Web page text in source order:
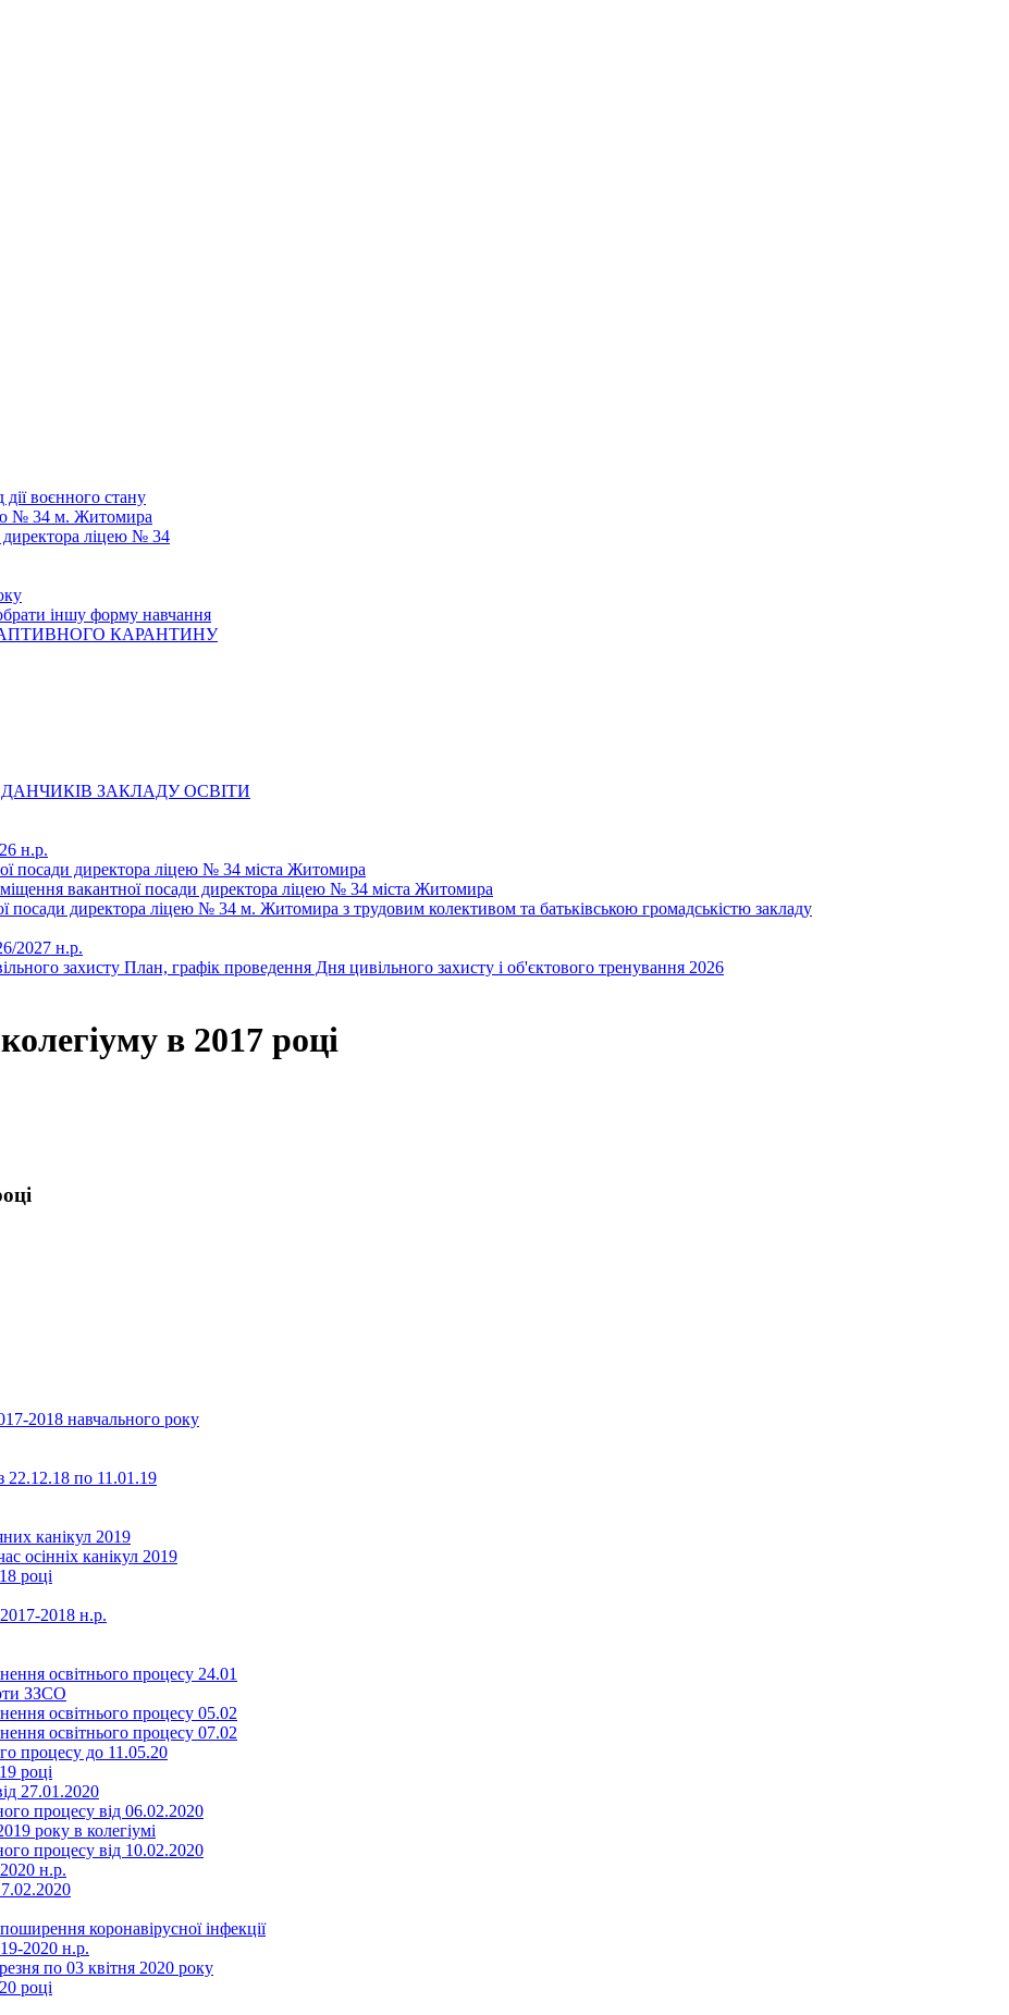
воєнного стану
№ 34 м. Житомира
директора ліцею № 34
іншу форму навчання
КАРАНТИНУ
ЗАКЛАДУ ОСВІТИ
н.р.
посади директора ліцею № 34 міста Житомира
вакантної посади директора ліцею № 34 міста Житомира
посади директора ліцею № 34 м. Житомира з трудовим колективом та батьківською громадськістю закладу
2027 н.р.
захисту План, графік проведення Дня цивільного захисту і об'єктового тренування 2026
в 2017 році
2018 навчального року
по 11.01.19
канікул 2019
осінніх канікул 2019
році
2018 н.р.
освітнього процесу 24.01
ЗЗСО
освітнього процесу 05.02
освітнього процесу 07.02
процесу до 11.05.20
році
27.01.2020
процесу від 06.02.2020
року в колегіумі
процесу від 10.02.2020
н.р.
коронавірусної інфекції
2020 н.р.
по 03 квітня 2020 року
році